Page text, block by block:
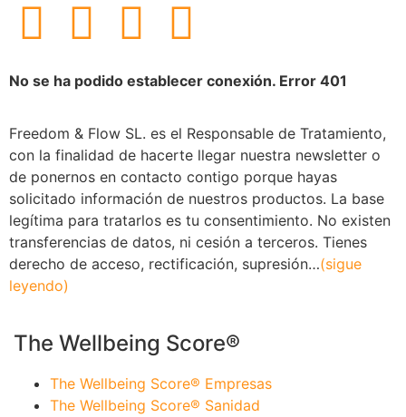
No se ha podido establecer conexión. Error 401
Freedom & Flow SL. es el Responsable de Tratamiento,
con la finalidad de hacerte llegar nuestra newsletter o
de ponernos en contacto contigo porque hayas
solicitado información de nuestros productos. La base
legítima para tratarlos es tu consentimiento. No existen
transferencias de datos, ni cesión a terceros. Tienes
derecho de acceso, rectificación, supresión…(sigue
leyendo)
The Wellbeing Score®
The Wellbeing Score® Empresas
The Wellbeing Score® Sanidad